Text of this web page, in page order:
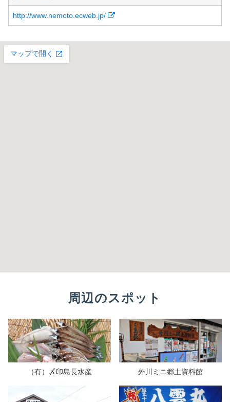
http://www.nemoto.ecweb.jp/
周辺のスポット
（有）〆印島長水産 外川ミニ郷土資料館